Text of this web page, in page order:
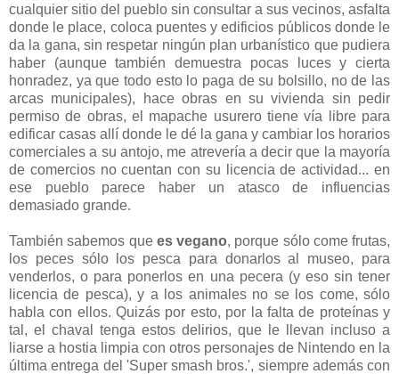
cualquier sitio del pueblo sin consultar a sus vecinos, asfalta
donde le place, coloca puentes y edificios públicos donde le
da la gana, sin respetar ningún plan urbanístico que pudiera
haber (aunque también demuestra pocas luces y cierta
honradez, ya que todo esto lo paga de su bolsillo, no de las
arcas municipales), hace obras en su vivienda sin pedir
permiso de obras, el mapache usurero tiene vía libre para
edificar casas allí donde le dé la gana y cambiar los horarios
comerciales a su antojo, me atrevería a decir que la mayoría
de comercios no cuentan con su licencia de actividad... en
ese pueblo parece haber un atasco de influencias
demasiado grande.
También sabemos que es vegano, porque sólo come frutas,
los peces sólo los pesca para donarlos al museo, para
venderlos, o para ponerlos en una pecera (y eso sin tener
licencia de pesca), y a los animales no se los come, sólo
habla con ellos. Quizás por esto, por la falta de proteínas y
tal, el chaval tenga estos delirios, que le llevan incluso a
liarse a hostia limpia con otros personajes de Nintendo en la
última entrega del 'Super smash bros.', siempre además con